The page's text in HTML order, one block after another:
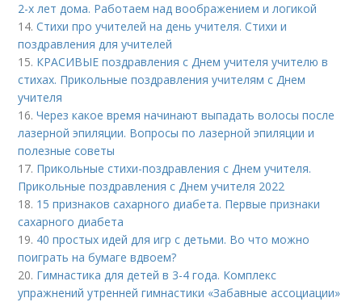
2-х лет дома. Работаем над воображением и логикой
14.Стихи про учителей на день учителя. Стихи и
поздравления для учителей
15. КРАСИВЫЕ поздравления с Днем учителя учителю в
стихах. Прикольные поздравления учителям с Днем
учителя
16.Через какое время начинают выпадать волосы после
лазерной эпиляции. Вопросы по лазерной эпиляции и
полезные советы
17. Прикольные стихи-поздравления с Днем учителя.
Прикольные поздравления с Днем учителя 2022
18. 15 признаков сахарного диабета. Первые признаки
сахарного диабета
19. 40 простых идей для игр с детьми. Во что можно
поиграть на бумаге вдвоем?
20. Гимнастика для детей в 3-4 года. Комплекс
упражнений утренней гимнастики «Забавные ассоциации»